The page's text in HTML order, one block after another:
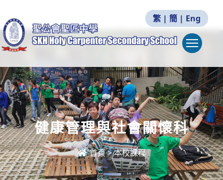
繁 | 簡 | Eng
健康管理與社會關懷科
首頁>本校課程